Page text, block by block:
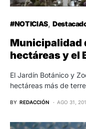
#NOTICIAS
Municipalidad
hectáreas y el
El Jardín Botánico y
hectáreas más de
BY REDACCIÓN AGO 31,